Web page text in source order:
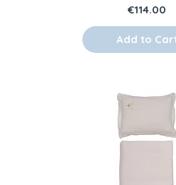
Price
€114.00
Add to